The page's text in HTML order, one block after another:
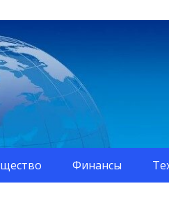
Финансы